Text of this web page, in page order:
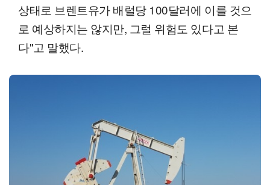
상태로 브렌트유가 배럴당 100달러에 이를 것으
로 예상하지는 않지만, 그럴 위험도 있다고 본
다"고 말했다.